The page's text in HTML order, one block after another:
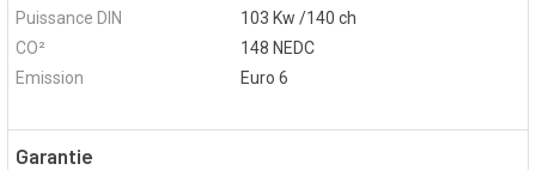
Puissance DIN
103 Kw /140 ch
CO²
148 NEDC
Emission
Euro 6
Garantie